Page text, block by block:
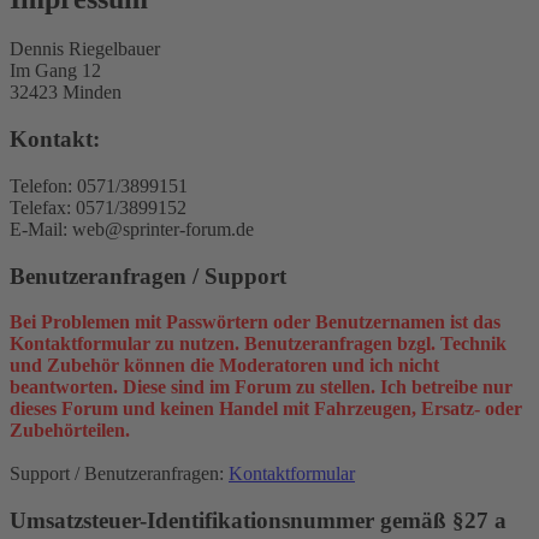
Dennis Riegelbauer
Im Gang 12
32423 Minden
Kontakt:
Telefon: 0571/3899151
Telefax: 0571/3899152
E-Mail: web@sprinter-forum.de
Benutzeranfragen / Support
Bei Problemen mit Passwörtern oder Benutzernamen ist das
Kontaktformular zu nutzen. Benutzeranfragen bzgl. Technik
und Zubehör können die Moderatoren und ich nicht
beantworten. Diese sind im Forum zu stellen. Ich betreibe nur
dieses Forum und keinen Handel mit Fahrzeugen, Ersatz- oder
Zubehörteilen.
Support / Benutzeranfragen: Kontaktformular
Umsatzsteuer-Identifikationsnummer gemäß §27 a